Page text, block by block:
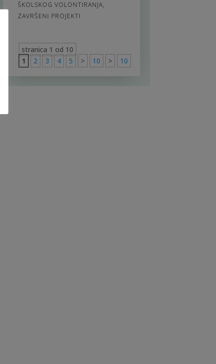
ŠKOLSKOG VOLONTIRANJA,
ZAVRŠENI PROJEKTI
stranica 1 od 10
1
2 3 4 5 > 10 > 10